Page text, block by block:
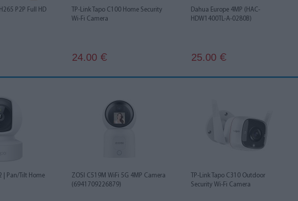
P2P Full HD
TP-Link Tapo C100 Home Security
Wi-Fi Camera
24.00 €
Dahua Europe 4MP (HAC-
HDW1400TL-A-0280B)
25.00 €
| Pan/Tilt Home
ZOSI C519M WiFi 5G 4MP Camera
(6941709226879)
TP-Link Tapo C310 Outdoor
Security Wi-Fi Camera